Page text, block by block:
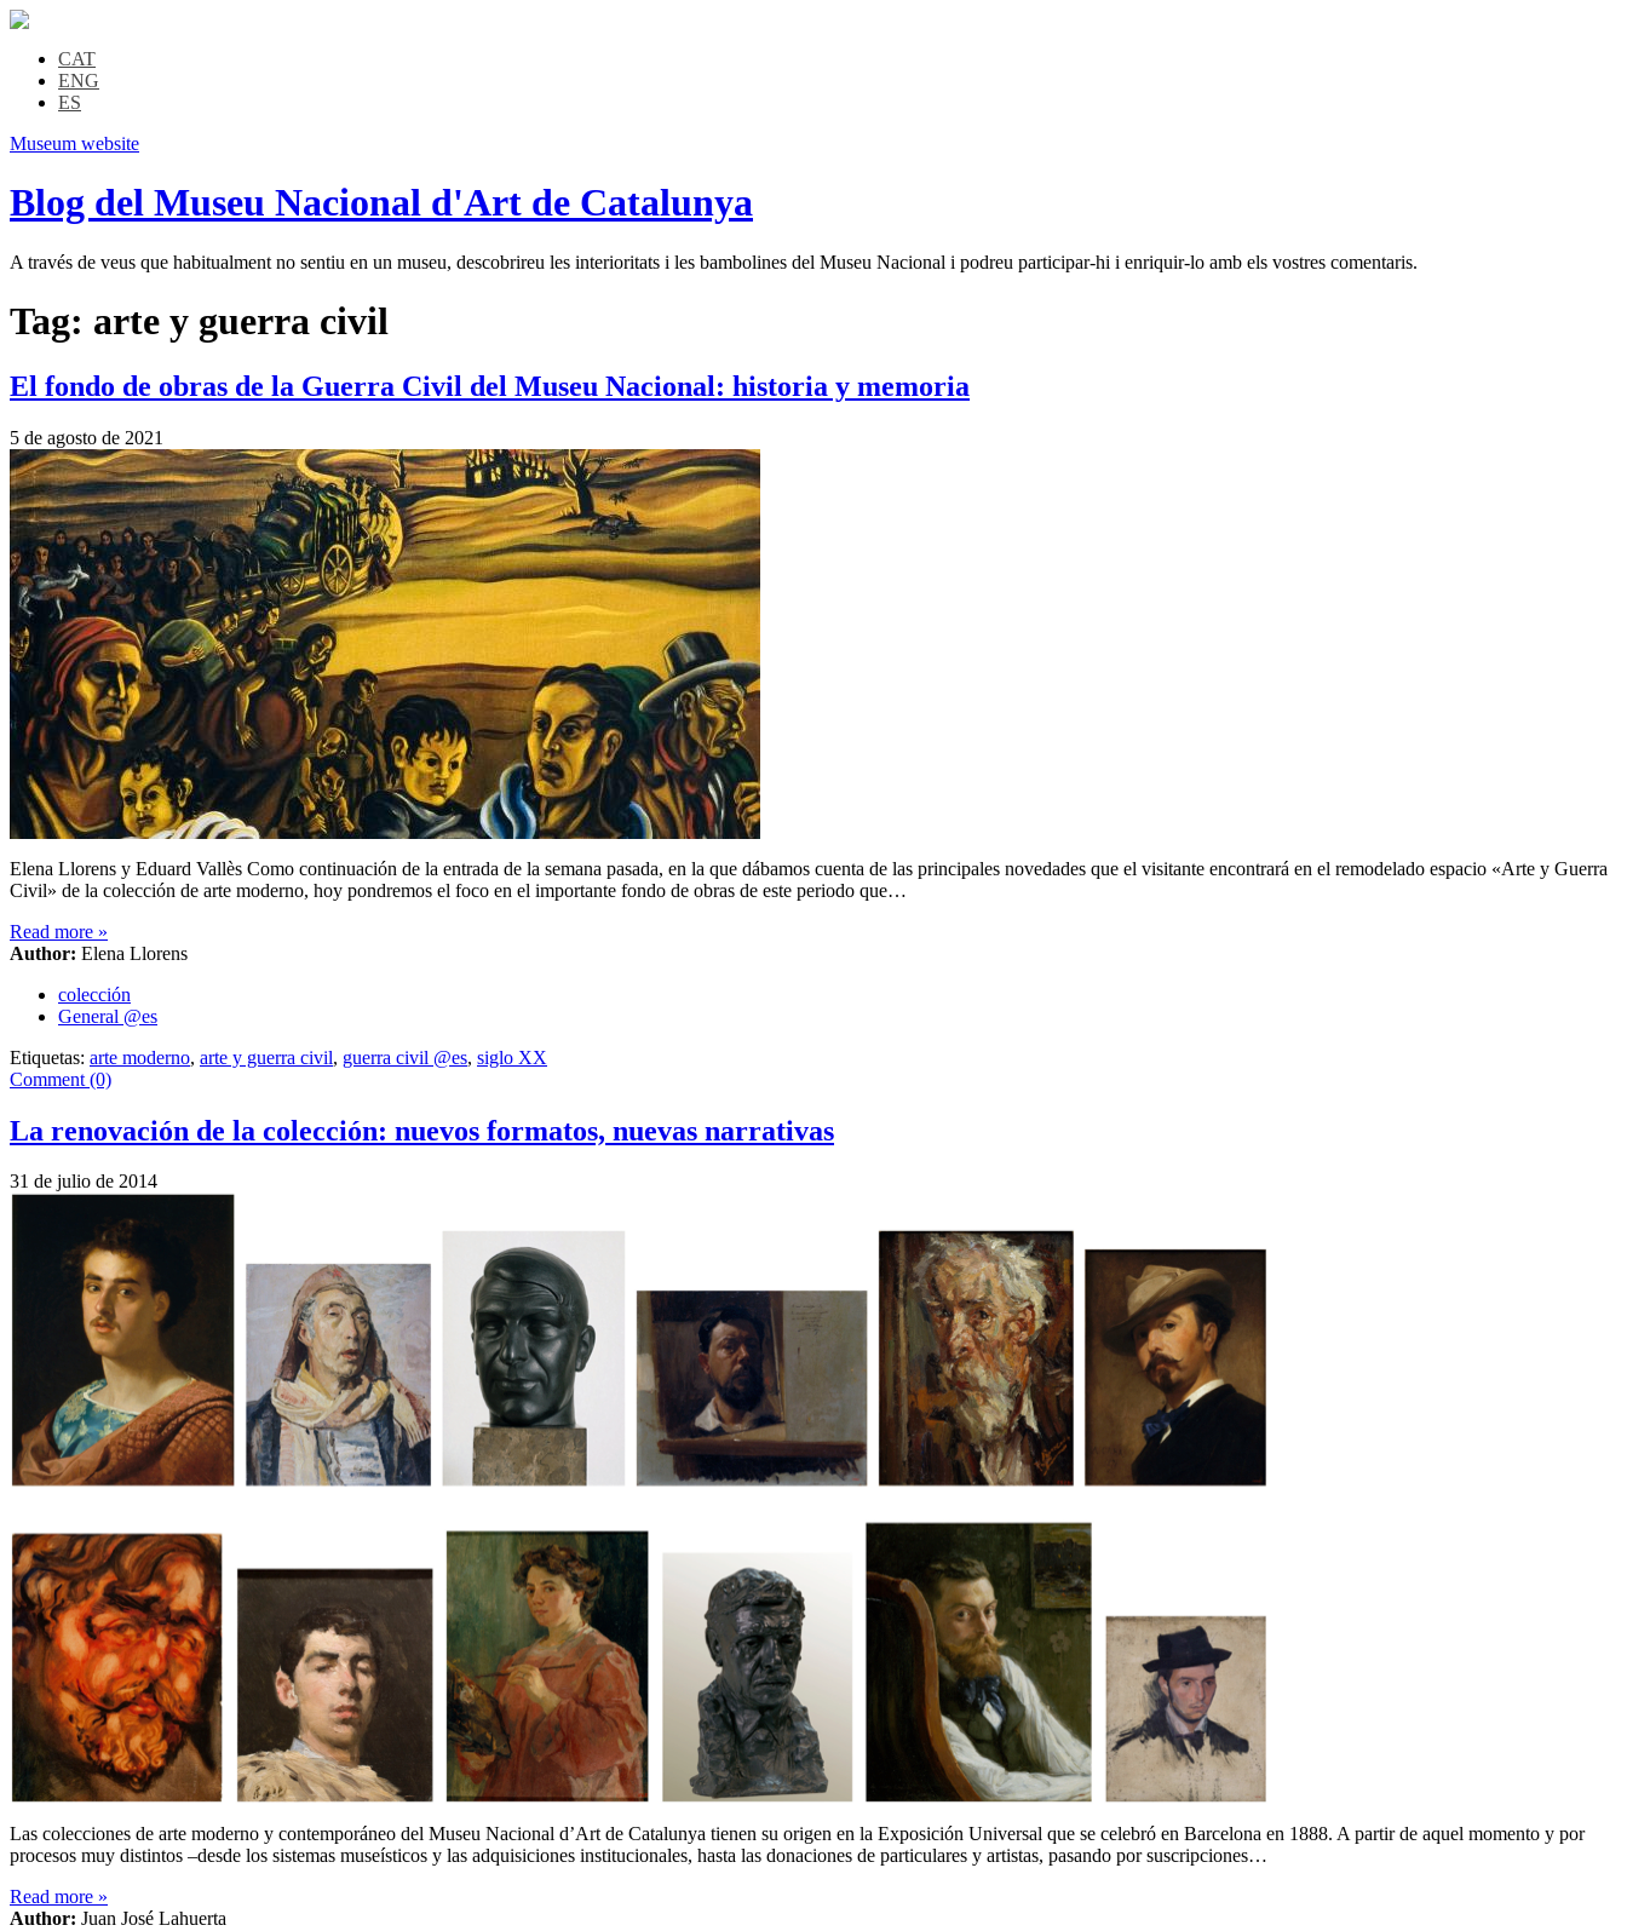
CAT
ENG
ES
Museum website
Blog del Museu Nacional d'Art de Catalunya
A través de veus que habitualment no sentiu en un museu, descobrireu les interioritats i les bambolines del Museu Nacional i podreu participar-hi i enriquir-lo amb els vostres comentaris.
Tag: arte y guerra civil
El fondo de obras de la Guerra Civil del Museu Nacional: historia y memoria
5 de agosto de 2021
Elena Llorens y Eduard Vallès Como continuación de la entrada de la semana pasada, en la que dábamos cuenta de las principales novedades que el visitante encontrará en el remodelado espacio «Arte y Guerra
Civil» de la colección de arte moderno, hoy pondremos el foco en el importante fondo de obras de este periodo que…
Read more »
Author: Elena Llorens
colección
General @es
Etiquetas: arte moderno, arte y guerra civil, guerra civil @es, siglo XX
Comment (0)
La renovación de la colección: nuevos formatos, nuevas narrativas
31 de julio de 2014
Las colecciones de arte moderno y contemporáneo del Museu Nacional d’Art de Catalunya tienen su origen en la Exposición Universal que se celebró en Barcelona en 1888. A partir de aquel momento y por
procesos muy distintos –desde los sistemas museísticos y las adquisiciones institucionales, hasta las donaciones de particulares y artistas, pasando por suscripciones…
Read more »
Author: Juan José Lahuerta